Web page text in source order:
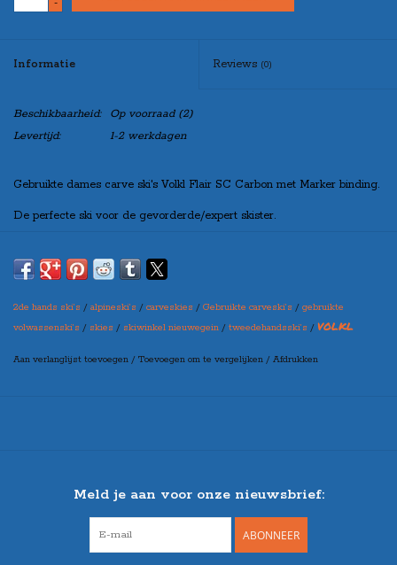
-
Informatie Reviews (0)
Beschikbaarheid: Op voorraad(2)
Levertijd:
1-2 werkdagen
Gebruikte dames carve ski's Volkl Flair SC Carbon met Marker binding.
De perfecte ski voor de gevorderde/expert skister.
side-wall constructie
Model 2023/2024
2de hands ski’s / alpineski’s / carveskies / Gebruikte carveski’s / gebruikte
volwassenski’s / skies / skiwinkel nieuwegein / tweedehandsski’s / VOLKL
Aan verlanglijst toevoegen / Toevoegen om te vergelijken / Afdrukken
Meld je aan voor onze nieuwsbrief:
ABONNEER